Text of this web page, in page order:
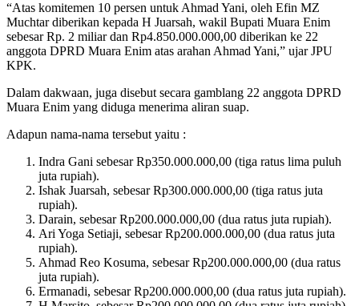
“Atas komitemen 10 persen untuk Ahmad Yani, oleh Efin MZ
Muchtar diberikan kepada H Juarsah, wakil Bupati Muara Enim
sebesar Rp. 2 miliar dan Rp4.850.000.000,00 diberikan ke 22
anggota DPRD Muara Enim atas arahan Ahmad Yani,” ujar JPU
KPK.
Dalam dakwaan, juga disebut secara gamblang 22 anggota DPRD
Muara Enim yang diduga menerima aliran suap.
Adapun nama-nama tersebut yaitu :
Indra Gani sebesar Rp350.000.000,00 (tiga ratus lima puluh
juta rupiah).
Ishak Juarsah, sebesar Rp300.000.000,00 (tiga ratus juta
rupiah).
Darain, sebesar Rp200.000.000,00 (dua ratus juta rupiah).
Ari Yoga Setiaji, sebesar Rp200.000.000,00 (dua ratus juta
rupiah).
Ahmad Reo Kosuma, sebesar Rp200.000.000,00 (dua ratus
juta rupiah).
Ermanadi, sebesar Rp200.000.000,00 (dua ratus juta rupiah).